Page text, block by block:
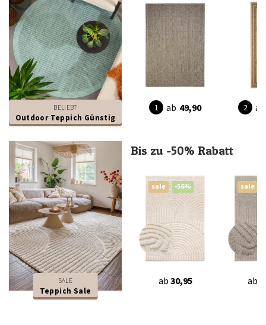
BELIEBT
Outdoor Teppich Günstig
ab 49,90 ab
SALE
Teppich Sale
Bis zu -50% Rabatt
sale -56%
ab 30,95
sale
ab